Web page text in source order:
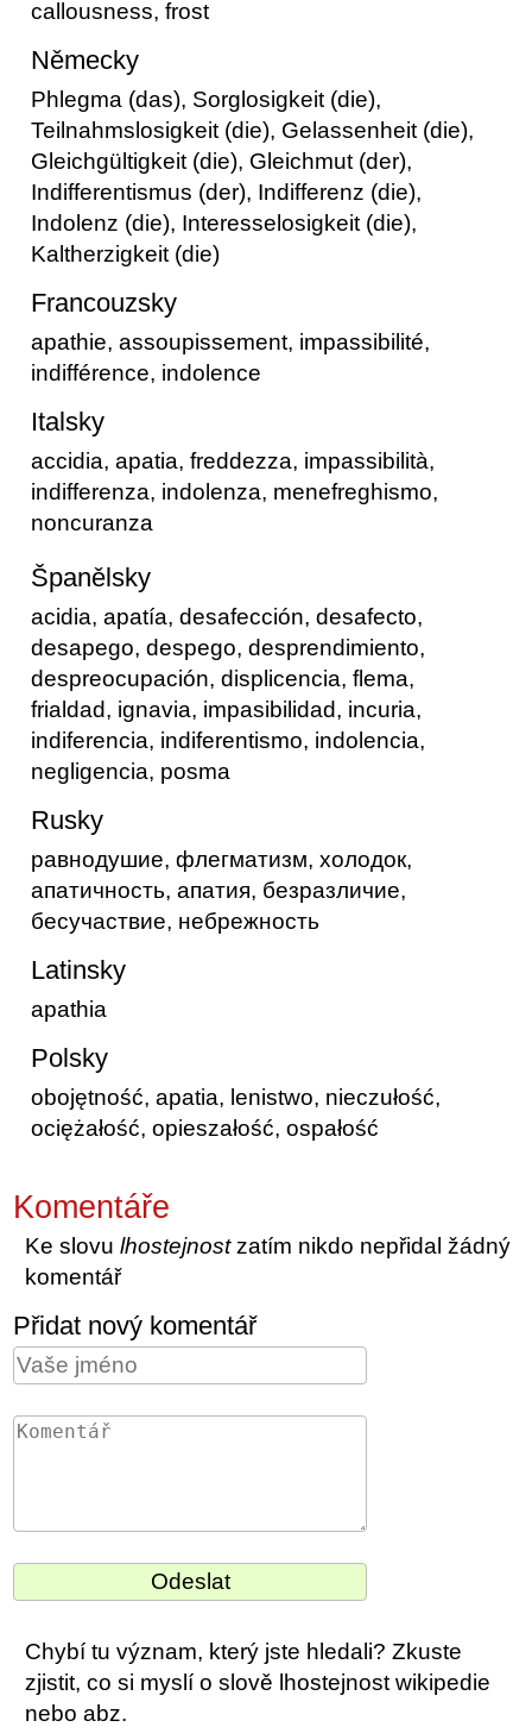
callousness, frost
Německy
Phlegma (das), Sorglosigkeit (die),
Teilnahmslosigkeit (die), Gelassenheit (die),
Gleichgültigkeit (die), Gleichmut (der),
Indifferentismus (der), Indifferenz (die),
Indolenz (die), Interesselosigkeit (die),
Kaltherzigkeit (die)
Francouzsky
apathie, assoupissement, impassibilité,
indifférence, indolence
Italsky
accidia, apatia, freddezza, impassibilità,
indifferenza, indolenza, menefreghismo,
noncuranza
Španělsky
acidia, apatía, desafección, desafecto,
desapego, despego, desprendimiento,
despreocupación, displicencia, flema,
frialdad, ignavia, impasibilidad, incuria,
indiferencia, indiferentismo, indolencia,
negligencia, posma
Rusky
равнодушие, флегматизм, холодок,
апатичность, апатия, безразличие,
бесучаствие, небрежность
Latinsky
apathia
Polsky
obojętność, apatia, lenistwo, nieczułość,
ociężałość, opieszałość, ospałość
Komentáře
Ke slovulhostejnostzatím nikdo nepřidal žádný
komentář
Přidat nový komentář
Chybí tu význam, který jste hledali? Zkuste
zjistit, co si myslí o slově lhostejnost wikipedie
nebo abz.